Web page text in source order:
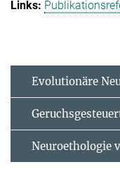
Evolutionäre
Neuroethologie